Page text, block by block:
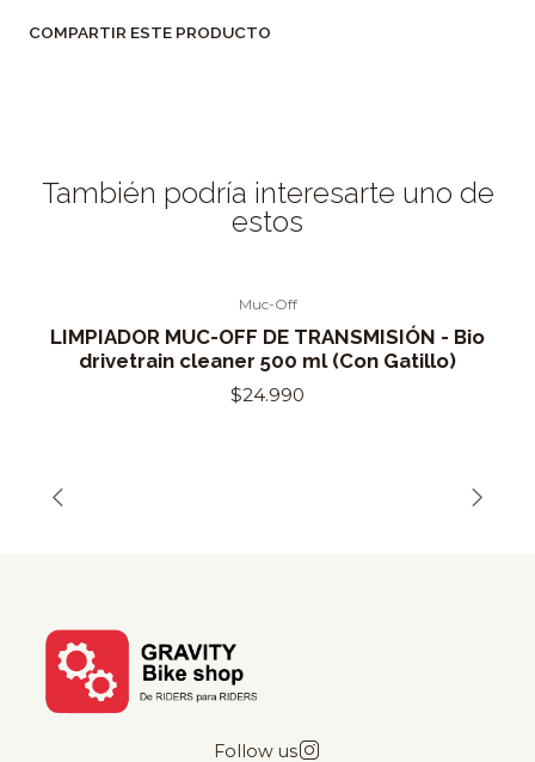
COMPARTIR ESTE PRODUCTO
También podría interesarte uno de
estos
Muc-Off
LIMPIADOR MUC-OFF DE TRANSMISIÓN - Bio
drivetrain cleaner 500 ml (Con Gatillo)
$24.990
Follow us